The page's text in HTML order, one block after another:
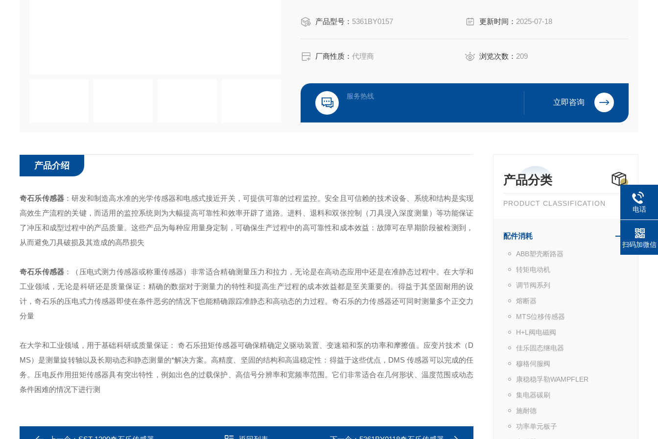
产品型号： 5361BY0157 更新时间： 2025-07-18
厂商性质：代理商 浏览次数： 209
服务热线
立即咨询
产品分类
PRODUCT CLASSIFICATION
配件消耗
ABB塑壳断路器
转矩电动机
调节阀系列
熔断器
MTS位移传感器
H+L阀电磁阀
佳乐固态继电器
穆格伺服阀
康稳稳孚勒WAMPFLER
集电器碳刷
施耐德
功率单元板子
产品介绍
奇石乐传感器 ：研发和制造高水准的光学传感器和电感式接近开关，可提供可靠的过程监控。安全且可信赖的技术设备、系统和结构是实现
高效生产流程的关键，而适用的监控系统则为大幅提高可靠性和效率开辟了道路。进料、退料和双张控制（刀具浸入深度测量）等功能保证
了冲压和成型过程中的产品质量。这些产品为每种应用量身定制，可确保生产过程中的高可靠性和成本效益：故障可在早期阶段被检测到，
从而避免刀具破损及其造成的高昂损失
奇石乐传感器 ：（压电式测力传感器或称重传感器）非常适合精确测量压力和拉力，无论是在高动态应用中还是在准静态过程中。在大学和
工业领域，无论是科研还是质量保证：精确的数据对于测量力的特性和提高生产过程的成本效益都是至关重要的。得益于其坚固耐用的设
计，奇石乐的压电式力传感器即使在条件恶劣的情况下也能精确跟踪准静态和高动态的力过程。奇石乐的力传感器还可同时测量多个正交力
分量
在大学和工业领域，用于基础科研或质量保证： 奇石乐扭矩传感器可确保精确定义驱动装置、变速箱和泵的功率和摩擦值。应变片技术（D
MS）是测量旋转轴以及长期动态和静态测量的*解决方案。高精度、坚固的结构和高温稳定性：得益于这些优点，DMS 传感器可以完成的任
务。压电反作用扭矩传感器具有突出特性，例如出色的过载保护、高信号分辨率和宽频率范围。它们非常适合在几何形状、温度范围或动态
条件困难的情况下进行测
电话
扫码加微信